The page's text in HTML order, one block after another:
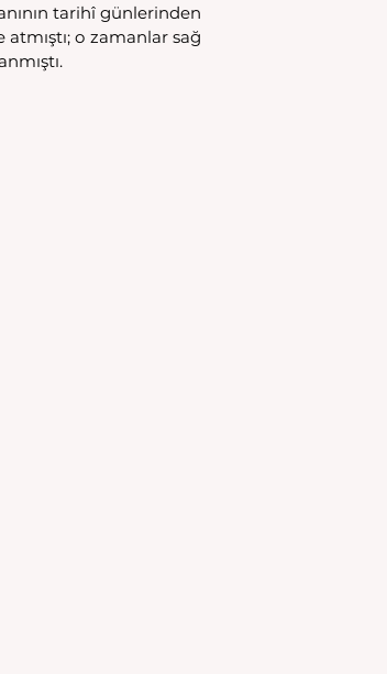
tarihî günlerinden
o zamanlar sağ